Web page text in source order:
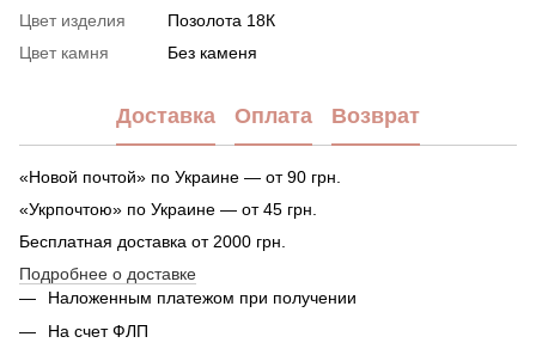
Цвет изделия
Позолота 18К
Цвет камня
Без каменя
Доставка Оплата Возврат
«Новой почтой» по Украине — от 90 грн.
«Укрпочтою» по Украине — от 45 грн.
Бесплатная доставка от 2000 грн.
Подробнее о доставке
Наложенным платежом при получении
На счет ФЛП